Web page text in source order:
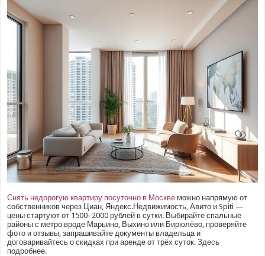
Снять недорогую квартиру посуточно в Москве можно напрямую от
собственников через Циан, Яндекс.Недвижимость, Авито и Spiti —
цены стартуют от 1500–2000 рублей в сутки. Выбирайте спальные
районы с метро вроде Марьино, Выхино или Бирюлёво, проверяйте
фото и отзывы, запрашивайте документы владельца и
договаривайтесь о скидках при аренде от трёх суток.Здесь
подробнее.